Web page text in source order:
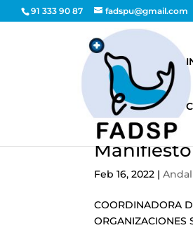
91 333 90 87 fadspu@gmail.com
Feb 16, 2022 |
COORDINADORA
ORGANIZACIONES